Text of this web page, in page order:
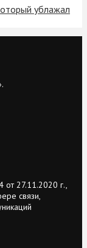
ублажал
27.11.2020 г.,
связи,